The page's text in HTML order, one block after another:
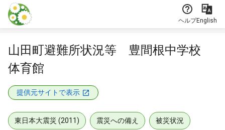
本文に飛ぶ
ヘルプEnglish
山田町避難所状況等 豊間根中学校
体育館
提供元サイトで表示
東日本大震災 (2011) 震災への備え 被災状況